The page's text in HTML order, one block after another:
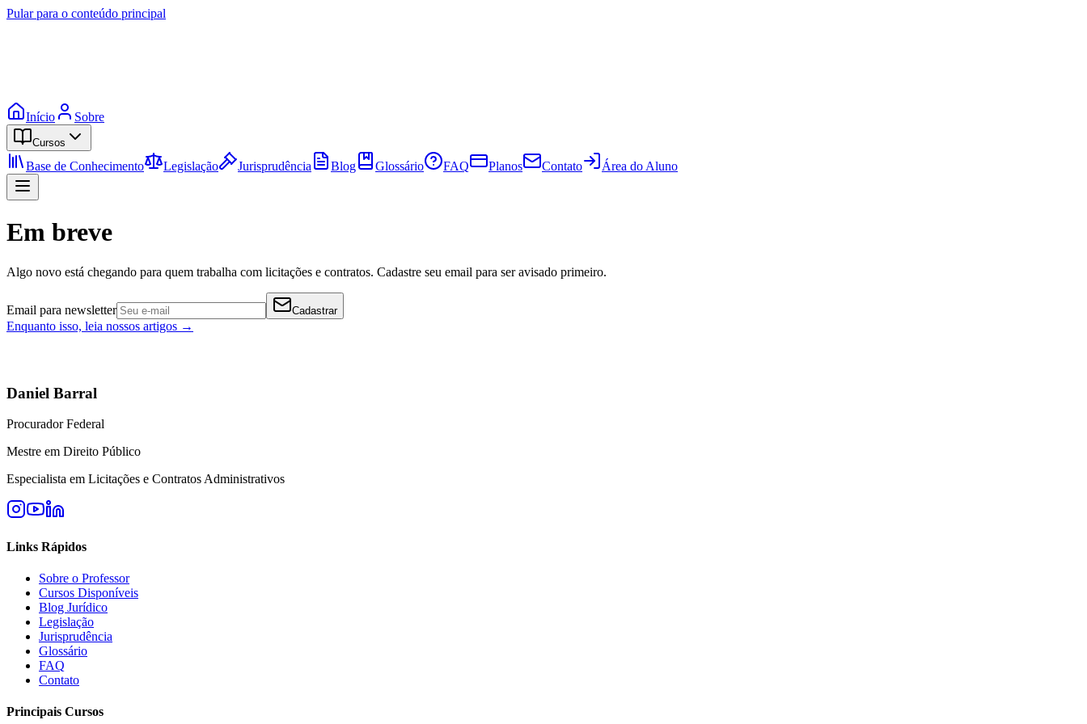
Pular para o conteúdo principal
Início Sobre
Cursos
Base de Conhecimento Legislação Jurisprudência Blog Glossário FAQ Planos Contato Área do Aluno
Em breve
Algo novo está chegando para quem trabalha com licitações e contratos. Cadastre seu email para ser avisado primeiro.
Email para newsletter Cadastrar
Enquanto isso, leia nossos artigos →
Daniel Barral
Procurador Federal
Mestre em Direito Público
Especialista em Licitações e Contratos Administrativos
Links Rápidos
Sobre o Professor
Cursos Disponíveis
Blog Jurídico
Legislação
Jurisprudência
Glossário
FAQ
Contato
Principais Cursos